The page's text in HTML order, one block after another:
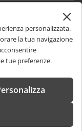
personalizzata.
la tua navigazione
tue preferenze.